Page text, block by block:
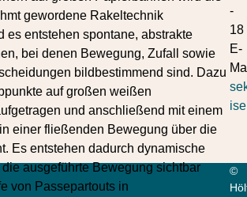
gewordene Rakeltechnik
es entstehen spontane, abstrakte
bei denen Bewegung, Zufall sowie
bildbestimmend sind. Dazu
auf großen weißen
und anschließend mit einem
einer fließenden Bewegung über die
Es entstehen dadurch dynamische
ausgeführte Bewegung sichtbar
von Passepartouts in
-
18
E-
©